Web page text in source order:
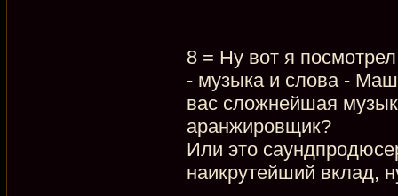
8 = Ну вот я
- музыка и слова -
вас сложнейшая
аранжировщик?
Или это
наикрутейший вклад,